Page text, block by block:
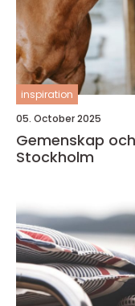
inspiration
05. October 2025
Gemenskap
Stockholm